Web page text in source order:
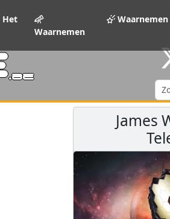
Waarnemen
Waarnemen
.be
James